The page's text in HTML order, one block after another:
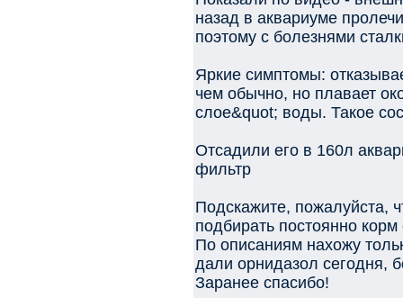
назад в аквариуме
поэтому с болезнями
Яркие симптомы:
чем обычно, но плавает
слое&quot; воды. Такое
Отсадили его в 160л
фильтр
Подскажите, пожалуйста,
подбирать постоянно
По описаниям нахожу
дали орнидазол сегодня,
Заранее спасибо!